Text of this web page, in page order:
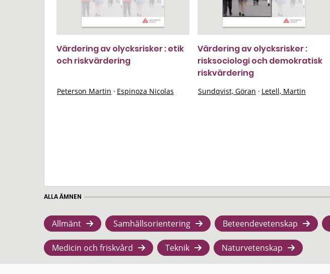
Värdering av olycksrisker : etik
och riskvärdering
Peterson Martin · Espinoza Nicolas
Värdering av olycksrisker :
risksociologi och demokratisk
riskvärdering
Sundqvist, Göran · Letell, Martin
ALLA ÄMNEN
Allmänt Samhällsorientering Beteendevetenskap
Medicin och friskvård Teknik Naturvetenskap